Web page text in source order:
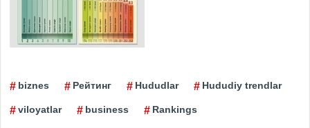
biznes Рейтинг Hududlar Hududiy trendlar
viloyatlar business Rankings